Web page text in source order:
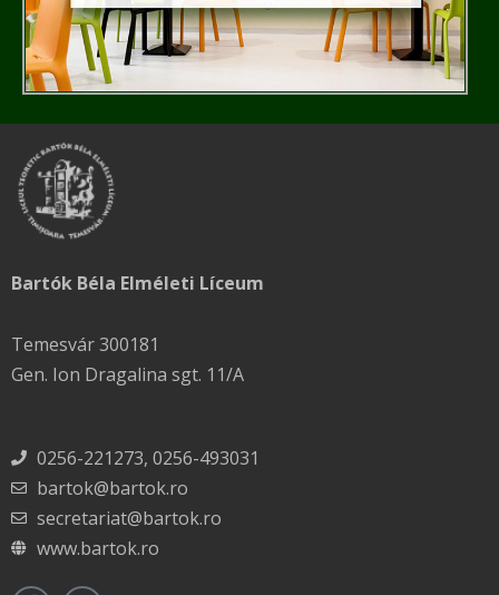
Bartók Béla Elméleti Líceum
Temesvár 300181
Gen. Ion Dragalina sgt. 11/A
0256-221273, 0256-493031
bartok@bartok.ro
secretariat@bartok.ro
www.bartok.ro